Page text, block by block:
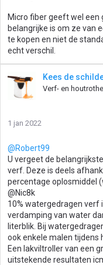
Micro fiber geeft wel
belangrijke is om ze van
te kopen en niet de
echt verschil.
Kees de
Verf- en
1 jan 2022
@Robert99
U vergeet de
verf. Deze is deels
percentage oplosmiddel
@Nic8k
10% watergedragen verf
verdamping van water
literblik. Bij
ook enkele malen tijdens
Een lakviltroller van een
uitstekende resultaten